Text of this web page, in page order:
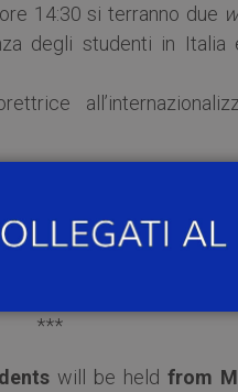
14:30 si terranno due
degli studenti in
ha organizzato vari
Karaoke Night
alla
nel vivo della loro
***
will be heldfrom